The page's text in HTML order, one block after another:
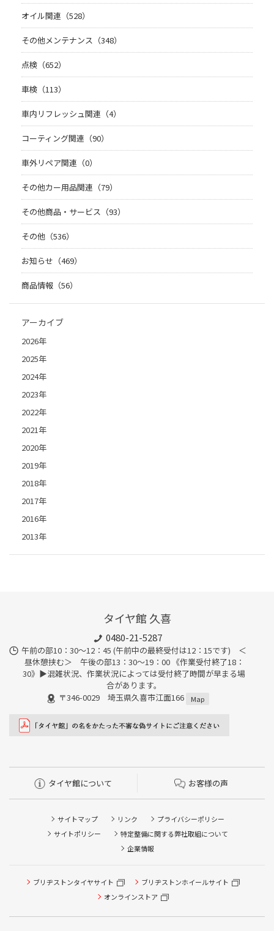
オイル関連（528）
その他メンテナンス（348）
点検（652）
車検（113）
車内リフレッシュ関連（4）
コーティング関連（90）
車外リペア関連（0）
その他カー用品関連（79）
その他商品・サービス（93）
その他（536）
お知らせ（469）
商品情報（56）
アーカイブ
2026年
2025年
2024年
2023年
2022年
2021年
2020年
2019年
2018年
2017年
2016年
2013年
タイヤ館 久喜
0480-21-5287
午前の部10：30～12：45 (午前中の最終受付は12：15です) ＜
昼休憩挟む＞ 午後の部13：30～19：00 《作業受付終了18：
30》▶︎混雑状況、作業状況によっては受付終了時間が早まる場
合があります。
〒346-0029 埼玉県久喜市江面166
Map
タイヤ館について お客様の声
サイトマップ リンク
プライバシーポリシー
サイトポリシー
特定整備に関する弊社取組について
企業情報
ブリヂストンタイヤサイト
ブリヂストンホイールサイト
オンラインストア
タイヤ点検・安全点検/タイヤ履き替え/オイル交換/その他
ピット作業の予約